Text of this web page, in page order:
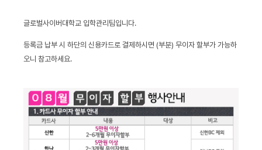
글로벌사이버대학교 입학관리팀입니다.
등록금 납부 시 하단의 신용카드로 결제하시면 (부분) 무이자 할부가 가능하
오니 참고하세요.